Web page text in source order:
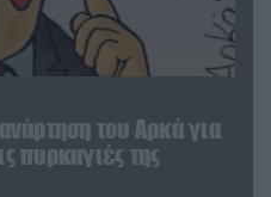
του Αρκά για
πυρκαγιές της